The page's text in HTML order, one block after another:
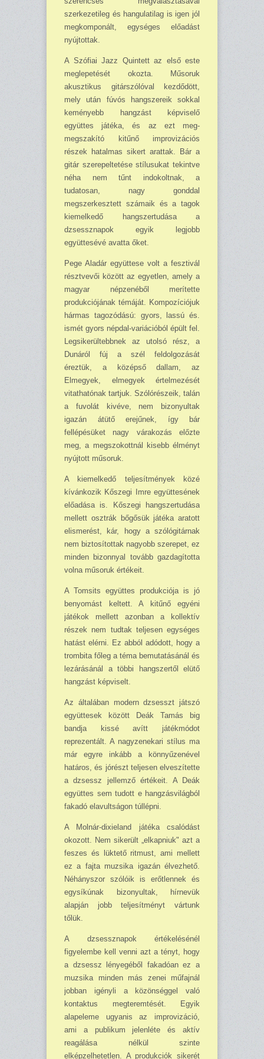
szerkezetileg és hangulatilag is igen jól
megkomponált, egységes előadást
nyújtottak.
A Szófiai Jazz Quintett az első este
meglepetését okozta. Műsoruk
akusztikus gitárszóló­val kezdődött,
mely után fúvós hangszereik sokkal
keményebb hangzást képviselő
együttes játéka, és az ezt meg-
megszakító kitűnő improvizációs
részek hatalmas sikert arattak. Bár a
gitár szerepeltetése stílusukat tekintve
néha nem tűnt indokoltnak, a
tudatosan, nagy gonddal
megszerkesztett számaik és a tagok
kiemelkedő hangszertudása a
dzsessznapok egyik legjobb
együttesévé avatta őket.
Pege Aladár együttese volt a fesztivál
résztvevői között az egyetlen, amely a
magyar nép­zenéből merítette
produkciójának témáját. Kompozíciójuk
hármas tagozódású: gyors, lassú és.
ismét gyors népdal-variációból épült fel.
Legsikerültebbnek az utolsó rész, a
Dunáról fúj a szél feldolgozását
éreztük, a középső dallam, az
Elmegyek, elmegyek értelmezését
vitatható­nak tartjuk. Szólórészeik, talán
a fuvolát kivéve, nem bizonyultak
igazán átütő erejűnek, így bár
fellépésüket nagy várakozás előzte
meg, a megszokottnál kisebb élményt
nyújtott mű­so­ruk.
A kiemelkedő teljesítmények közé
kívánkozik Kőszegi Imre együttesének
előadása is. Kőszegi hangszertudása
mellett osztrák bőgősük játéka aratott
elismerést, kár, hogy a szóló­gitárnak
nem biztosítottak nagyobb szerepet, ez
minden bizonnyal tovább gazdagította
volna műsoruk értékeit.
A Tomsits együttes produkciója is jó
benyomást keltett. A kitűnő egyéni
játékok mellett azonban a kollektív
részek nem tudtak teljesen egységes
hatást elérni. Ez abból adódott, hogy a
trombita főleg a téma bemutatásánál és
lezárásánál a többi hangszertől elütő
hangzást kép­viselt.
Az általában modern dzsesszt játszó
együttesek között Deák Tamás big
bandja kissé avítt játékmódot
reprezentált. A nagyzenekari stílus ma
már egyre inkább a könnyűzenével
határos, és jórészt teljesen elveszítette
a dzsessz jellemző értékeit. A Deák
együttes sem tudott e hang­zásvilágból
fakadó elavultságon túllépni.
A Molnár-dixieland játéka csalódást
okozott. Nem sikerült „elkapniuk" azt a
feszes és lük­tető ritmust, ami mellett
ez a fajta muzsika igazán élvezhető.
Néhányszor szólóik is erőt­lennek és
egysíkúnak bizonyultak, hírnevük
alapján jobb teljesítményt vártunk
tőlük.
A dzsessznapok értékelésénél
figyelembe kell venni azt a tényt, hogy
a dzsessz lényegéből fakadóan ez a
muzsika minden más zenei műfajnál
jobban igényli a közönséggel való
kontak­tus megteremtését. Egyik
alapeleme ugyanis az improvizáció,
ami a publikum jelenléte és ak­tív
reagálása nélkül szinte
elképzelhetetlen. A produkciók sikerét